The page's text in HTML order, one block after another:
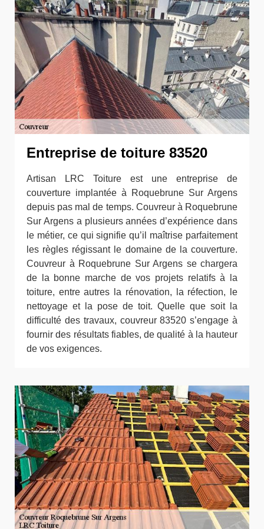
Entreprise de toiture 83520
Artisan LRC Toiture est une entreprise de
couverture implantée à Roquebrune Sur Argens
depuis pas mal de temps. Couvreur à Roquebrune
Sur Argens a plusieurs années d’expérience dans
le métier, ce qui signifie qu’il maîtrise parfaitement
les règles régissant le domaine de la couverture.
Couvreur à Roquebrune Sur Argens se chargera
de la bonne marche de vos projets relatifs à la
toiture, entre autres la rénovation, la réfection, le
nettoyage et la pose de toit. Quelle que soit la
difficulté des travaux, couvreur 83520 s’engage à
fournir des résultats fiables, de qualité à la hauteur
de vos exigences.